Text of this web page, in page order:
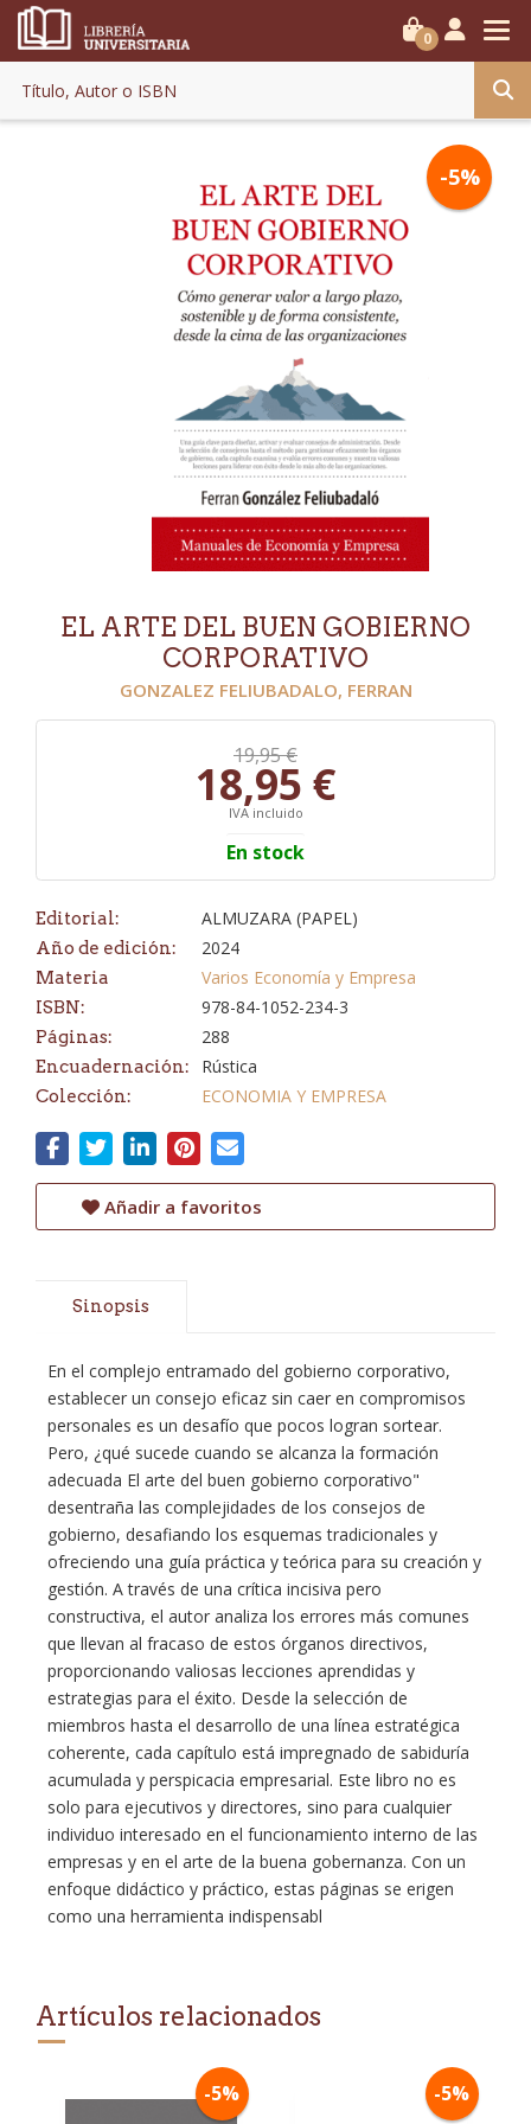
0
-5%
EL ARTE DEL BUEN GOBIERNO
CORPORATIVO
GONZALEZ FELIUBADALO, FERRAN
19,95 €
18,95 €
IVA incluido
En stock
Editorial: ALMUZARA (PAPEL)
Año de edición: 2024
Materia Varios Economía y Empresa
ISBN: 978-84-1052-234-3
Páginas: 288
Encuadernación: Rústica
Colección: ECONOMIA Y EMPRESA
Añadir a favoritos
Sinopsis
En el complejo entramado del gobierno corporativo,
establecer un consejo eficaz sin caer en compromisos
personales es un desafío que pocos logran sortear.
Pero, ¿qué sucede cuando se alcanza la formación
adecuada El arte del buen gobierno corporativo"
desentraña las complejidades de los consejos de
gobierno, desafiando los esquemas tradicionales y
ofreciendo una guía práctica y teórica para su creación y
gestión. A través de una crítica incisiva pero
constructiva, el autor analiza los errores más comunes
que llevan al fracaso de estos órganos directivos,
proporcionando valiosas lecciones aprendidas y
estrategias para el éxito. Desde la selección de
miembros hasta el desarrollo de una línea estratégica
coherente, cada capítulo está impregnado de sabiduría
acumulada y perspicacia empresarial. Este libro no es
solo para ejecutivos y directores, sino para cualquier
individuo interesado en el funcionamiento interno de las
empresas y en el arte de la buena gobernanza. Con un
enfoque didáctico y práctico, estas páginas se erigen
como una herramienta indispensabl
Artículos relacionados
-5% -5%